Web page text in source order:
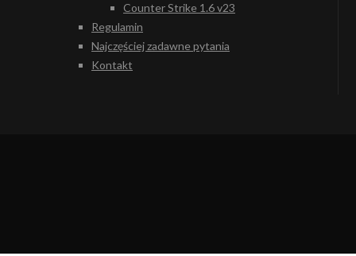
Counter Strike 1.6 v23
Regulamin
Najczęściej zadawne pytania
Kontakt